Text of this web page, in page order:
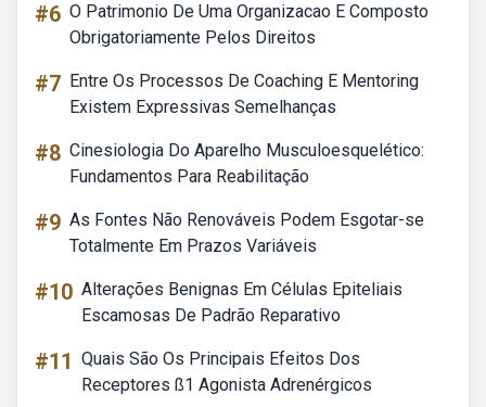
#6 O Patrimonio De Uma Organizacao E Composto
Obrigatoriamente Pelos Direitos
#7 Entre Os Processos De Coaching E Mentoring
Existem Expressivas Semelhanças
#8 Cinesiologia Do Aparelho Musculoesquelético:
Fundamentos Para Reabilitação
#9 As Fontes Não Renováveis Podem Esgotar-se
Totalmente Em Prazos Variáveis
#10 Alterações Benignas Em Células Epiteliais
Escamosas De Padrão Reparativo
#11 Quais São Os Principais Efeitos Dos
Receptores ß1 Agonista Adrenérgicos